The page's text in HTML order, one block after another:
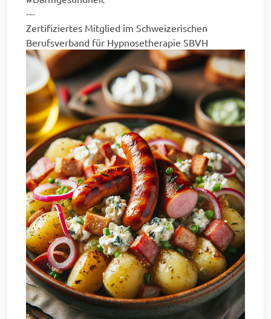
---
Zertifiziertes Mitglied im Schweizerischen
Berufsverband für Hypnosetherapie SBVH